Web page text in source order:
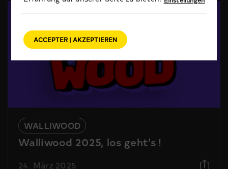
WALLIWOOD
Walliwood 2025, los geht’s !
24. März 2025
ACCEPTER | AKZEPTIEREN